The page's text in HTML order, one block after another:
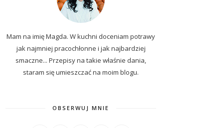
Mam na imię Magda. W kuchni doceniam potrawy
jak najmniej pracochłonne i jak najbardziej
smaczne... Przepisynatakie właśnie dania,
staram się umieszczać na moim blogu.
OBSERWUJ MNIE